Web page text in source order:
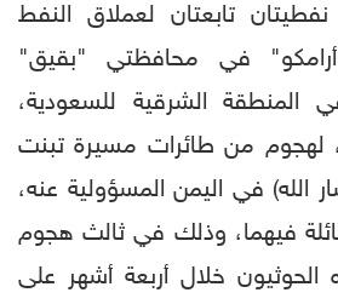
تابعتان لعملاق النفط
في محافظتي "بقيق"
الشرقية للسعودية،
لهجوم من طائرات مسيرة تبنت
الله) في اليمن المسؤولية عنه،
فيهما، وذلك في ثالث هجوم
الحوثيون خلال أربعة أشهر على